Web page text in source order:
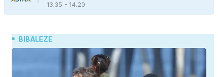
13.35 - 14.20
BIBALEZE